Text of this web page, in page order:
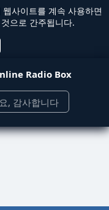
사이트를 계속 사용하면
으로 간주됩니다.
Radio Box
, 감사합니다